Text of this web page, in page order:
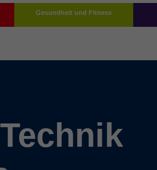
Gesundheit und Fitness